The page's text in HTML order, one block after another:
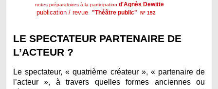
notes préparatoires à la participationd'Agnès Dewitte
publication / revue"Théâtre public"N° 152
LE SPECTATEUR PARTENAIRE DE
L’ACTEUR ?
Le spectateur, « quatrième créateur », « partenaire de
l’acteur », à travers quelles formes anciennes ou